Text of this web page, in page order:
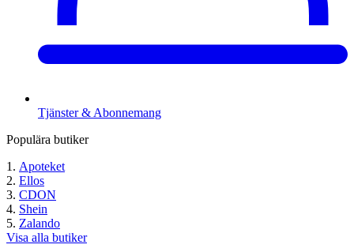
Tjänster & Abonnemang
Populära butiker
Apoteket
Ellos
CDON
Shein
Zalando
Visa alla butiker